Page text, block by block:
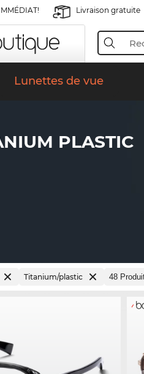
Livraison gratuite
Lunettes de vue
PLASTIC
Titanium/plastic